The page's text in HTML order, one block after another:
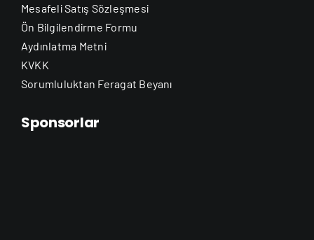
Mesafeli Satış Sözleşmesi
Ön Bilgilendirme Formu
Aydınlatma Metni
KVKK
Sorumluluktan Feragat Beyanı
Sponsorlar